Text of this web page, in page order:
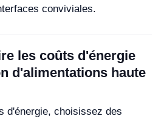
conviviales.
les coûts d'énergie
d'alimentations haute
d'énergie, choisissez des